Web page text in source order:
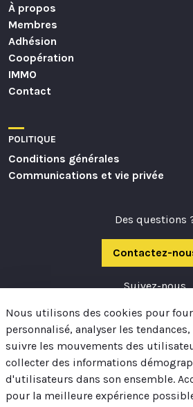
À propos
Membres
Adhésion
Coopération
IMMO
Contact
POLITIQUE
Conditions générales
Communications et vie privée
Des questions
Contactez-
Suivez-nous
Maison de la coopération du Montréal
Nous utilisons des cookies pour
personnalisé, analyser les
suivre les mouvements des
collecter des informations
d'utilisateurs dans son ensemble.
pour la meilleure expérience